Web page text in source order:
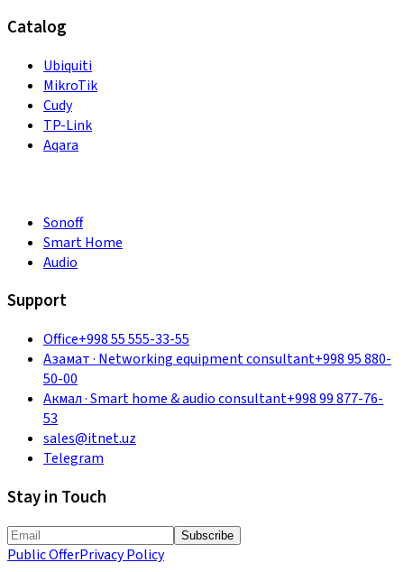
Catalog
Ubiquiti
MikroTik
Cudy
TP-Link
Aqara
Sonoff
Smart Home
Audio
Support
Office+998 55 555-33-55
Азамат· Networking equipment consultant+998 95 880-
50-00
Акмал·Smart home & audio consultant+998 99 877-76-
53
sales@itnet.uz
Telegram
Stay in Touch
Subscribe
Public OfferPrivacy Policy